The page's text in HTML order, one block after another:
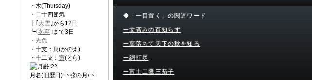
・木(Thursday)
・二十四節気
┣｢ 大雪｣から12日
┗｢ 冬至 ｣まで3日
・ 先負
・十支： 庚(かのえ)
・十二支： 寅(とら)
月名(旧歴日):下弦の月/下
◆「一目置く」の関連ワード
一文吝みの百知らず
一葉落ちて天下の秋を知る
一網打尽
一富士二鷹三茄子